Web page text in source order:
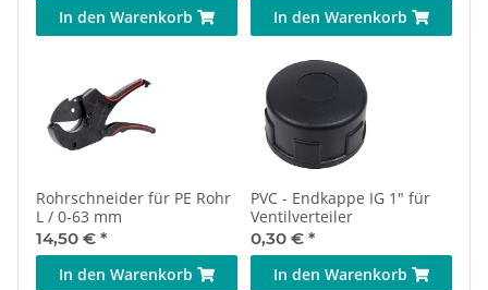
In den Warenkorb
In den Warenkorb
Rohrschneider für PE Rohr
L / 0-63 mm
14,50 € *
In den Warenkorb
PVC - Endkappe IG 1" für
Ventilverteiler
0,30 € *
In den Warenkorb